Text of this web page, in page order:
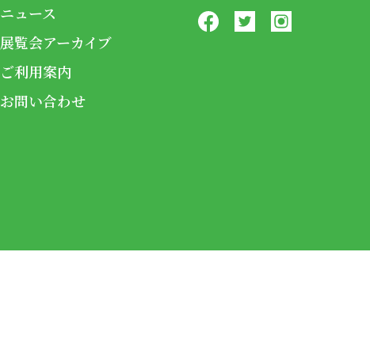
ニュース
展覧会アーカイブ
ご利用案内
お問い合わせ